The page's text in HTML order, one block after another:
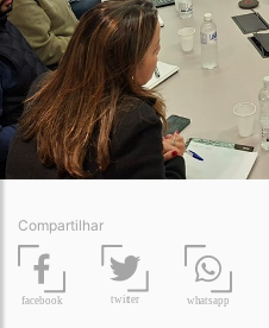
Compartilhar
facebook twitter whatsapp